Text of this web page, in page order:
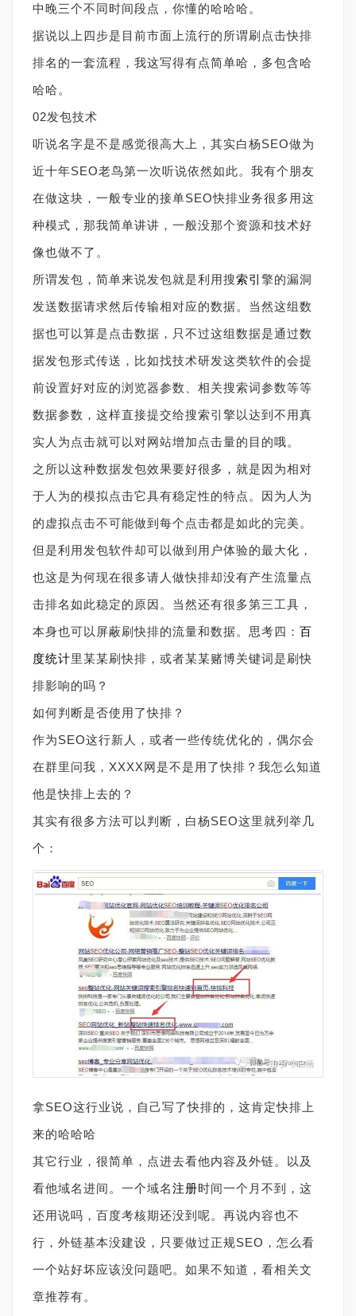
中晚三个不同时间段点，你懂的哈哈哈。
据说以上四步是目前市面上流行的所谓刷点击快排
排名的一套流程，我这写得有点简单哈，多包含哈
哈哈。
02发包技术
听说名字是不是感觉很高大上，其实白杨SEO做为
近十年SEO老鸟第一次听说依然如此。我有个朋友
在做这块，一般专业的接单SEO快排业务很多用这
种模式，那我简单讲讲，一般没那个资源和技术好
像也做不了。
所谓发包，简单来说发包就是利用搜索引 擎的漏洞
发送数据请求然后传输相对应的数据。当然这组数
据也可以算是点击数据，只不过这组数据是通过数
据发包形式传送，比如找技术研发这类软件的会提
前设置好对应的浏览器参数、相关搜索词参数等等
数据参数，这样直接提交给搜索引擎以达到不用真
实人为点击就可以对网站增加点击量的目的哦。
之所以这种数据发包效果要好很多，就是因为相对
于人为的模拟点击它具有稳定性的特点。因为人为
的虚拟点击不可能做到每个点击都是如此的完美。
但是利用发包软件却可以做到用户体验的最大化，
也这是为何现在很多请人做快排却没有产生流量点
击排名如此稳定的原因。当然还有很多第三工具，
本身也可以屏蔽刷快排的流量和数据。思考四： 百
度统计里某某刷快排，或者某某赌博关键词是刷快
排影响的吗？
如何判断是否使用了快排？
作为SEO这行新人，或者一些传统优化的，偶尔会
在群里问我，XXXX网是不是用了快排？我怎么知道
他是快排上去的？
其实有很多方法可以判断，白杨SEO这里就列举几
个：
拿SEO这行业说，自己写了快排的，这肯定快排上
来的哈哈哈
其它行业，很简单，点进去看他内容及外链。以及
看他域名进间。一个域名注册时间一个月不到，这
还用说吗，百度考核期还没到呢。再说内容也不
行，外链基本没建设，只要做过正规SEO，怎么看
一个站好坏应该没问题吧。如果不知道，看相关文
章推荐有。